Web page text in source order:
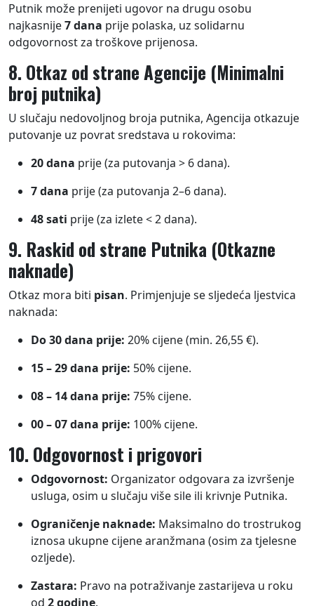
Putnik može prenijeti ugovor na drugu osobu
najkasnije7 dana prije polaska, uz solidarnu
odgovornost za troškove prijenosa.
8. Otkaz od strane Agencije (Minimalni
broj putnika)
U slučaju nedovoljnog broja putnika, Agencija otkazuje
putovanje uz povrat sredstava u rokovima:
20 dana prije (za putovanja > 6 dana).
7 dana prije (za putovanja 2–6 dana).
48 sati prije (za izlete < 2 dana).
9. Raskid od strane Putnika (Otkazne
naknade)
Otkaz mora biti pisan. Primjenjuje se sljedeća ljestvica
naknada:
Do 30 dana prije: 20% cijene (min. 26,55 €).
15 – 29 dana prije: 50% cijene.
08 – 14 dana prije: 75% cijene.
00 – 07 dana prije: 100% cijene.
10. Odgovornost i prigovori
Odgovornost: Organizator odgovara za izvršenje
usluga, osim u slučaju više sile ili krivnje Putnika.
Ograničenje naknade: Maksimalno do trostrukog
iznosa ukupne cijene aranžmana (osim za tjelesne
ozljede).
Zastara: Pravo na potraživanje zastarijeva u roku
od 2 godine.